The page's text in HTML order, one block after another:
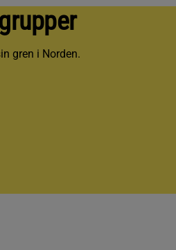
gren i Norden.